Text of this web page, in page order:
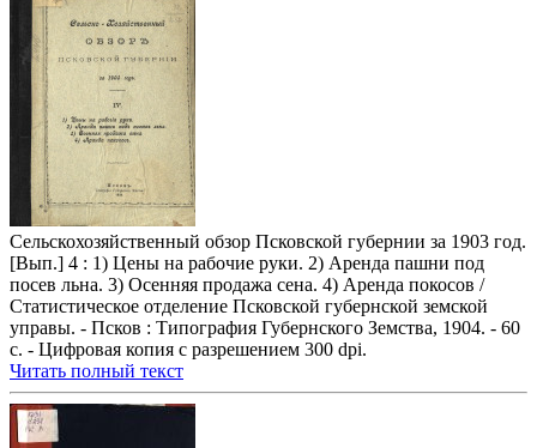
Сельскохозяйственный обзор Псковской губернии за 1903 год.
[Вып.] 4 : 1) Цены на рабочие руки. 2) Аренда пашни под
посев льна. 3) Осенняя продажа сена. 4) Аренда покосов /
Статистическое отделение Псковской губернской земской
управы. - Псков : Типография Губернского Земства, 1904. - 60
с. - Цифровая копия с разрешением 300 dpi.
Читать полный текст